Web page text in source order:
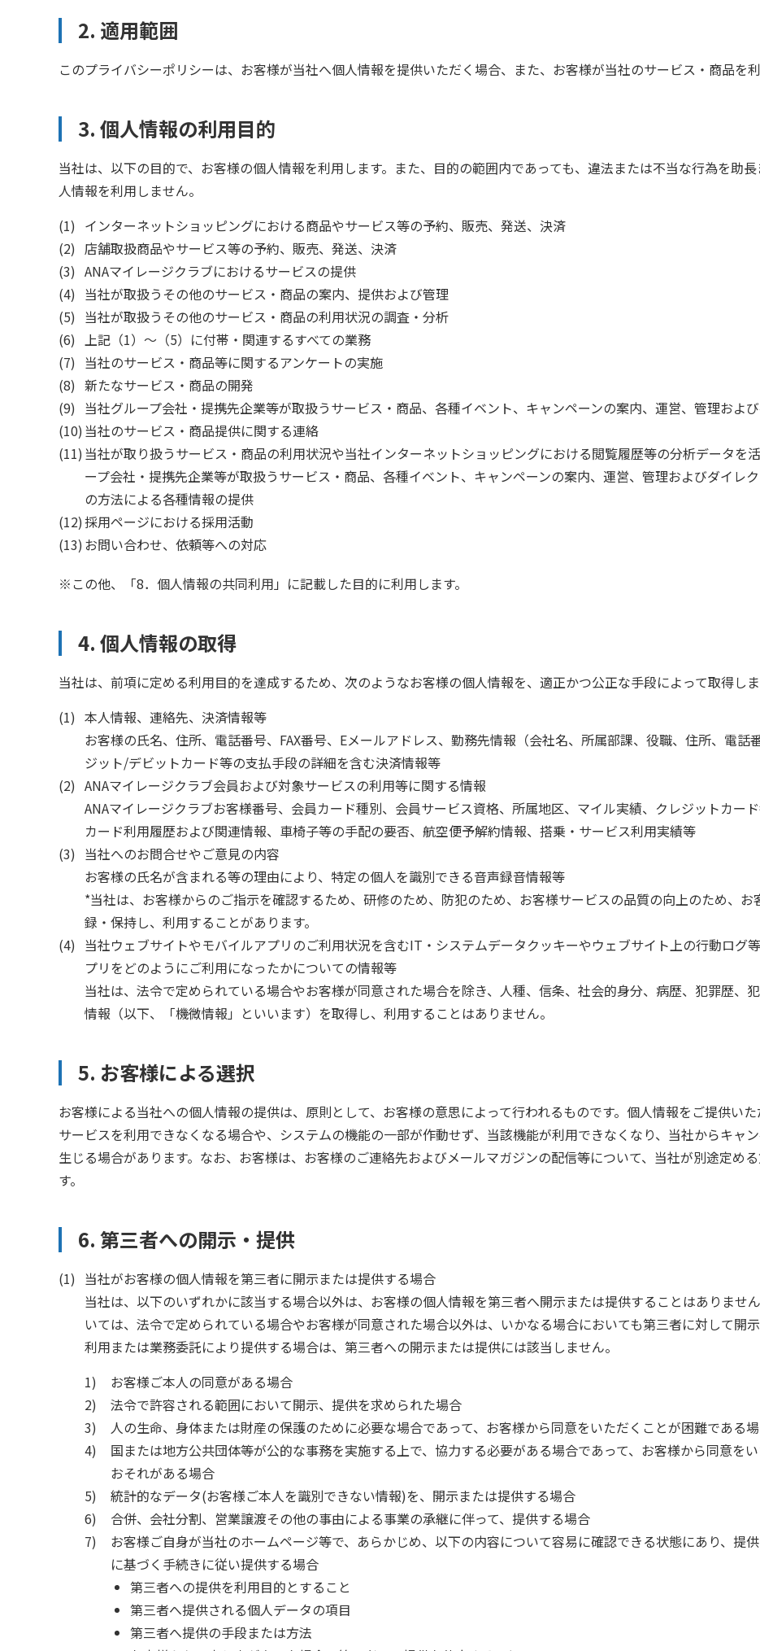
2. 適用範囲
このプライバシーポリシーは、お客様が当社へ個人情報を提供いただく場合、また、お客様が当社のサービス・商品を
3. 個人情報の利用目的
当社は、以下の目的で、お客様の個人情報を利用します。また、目的の範囲内であっても、違法または不当な行為を助
人情報を利用しません。
インターネットショッピングにおける商品やサービス等の予約、販売、発送、決済
店舗取扱商品やサービス等の予約、販売、発送、決済
ANAマイレージクラブにおけるサービスの提供
当社が取扱うその他のサービス・商品の案内、提供および管理
当社が取扱うその他のサービス・商品の利用状況の調査・分析
上記（1）～（5）に付帯・関連するすべての業務
当社のサービス・商品等に関するアンケートの実施
新たなサービス・商品の開発
当社グループ会社・提携先企業等が取扱うサービス・商品、各種イベント、キャンペーンの案内、運営、管理およ
当社のサービス・商品提供に関する連絡
当社が取り扱うサービス・商品の利用状況や当社インターネットショッピングにおける閲覧履歴等の分析データを
ープ会社・提携先企業等が取扱うサービス・商品、各種イベント、キャンペーンの案内、運営、管理およびダイレ
の方法による各種情報の提供
採用ページにおける採用活動
お問い合わせ、依頼等への対応
※この他、「8．個人情報の共同利用」に記載した目的に利用します。
4. 個人情報の取得
当社は、前項に定める利用目的を達成するため、次のようなお客様の個人情報を、適正かつ公正な手段によって取得しま
本人情報、連絡先、決済情報等
お客様の氏名、住所、電話番号、FAX番号、Eメールアドレス、勤務先情報（会社名、所属部課、役職、住所、電話
ジット/デビットカード等の支払手段の詳細を含む決済情報等
ANAマイレージクラブ会員および対象サービスの利用等に関する情報
ANAマイレージクラブお客様番号、会員カード種別、会員サービス資格、所属地区、マイル実績、クレジットカー
カード利用履歴および関連情報、車椅子等の手配の要否、航空便予解約情報、搭乗・サービス利用実績等
当社へのお問合せやご意見の内容
お客様の氏名が含まれる等の理由により、特定の個人を識別できる音声録音情報等
*当社は、お客様からのご指示を確認するため、研修のため、防犯のため、お客様サービスの品質の向上のため、
録・保持し、利用することがあります。
当社ウェブサイトやモバイルアプリのご利用状況を含むIT・システムデータクッキーやウェブサイト上の行動ログ
プリをどのようにご利用になったかについての情報等
当社は、法令で定められている場合やお客様が同意された場合を除き、人種、信条、社会的身分、病歴、犯罪歴、
情報（以下、「機微情報」といいます）を取得し、利用することはありません。
5. お客様による選択
お客様による当社への個人情報の提供は、原則として、お客様の意思によって行われるものです。個人情報をご提供い
サービスを利用できなくなる場合や、システムの機能の一部が作動せず、当該機能が利用できなくなり、当社からキャ
生じる場合があります。なお、お客様は、お客様のご連絡先およびメールマガジンの配信等について、当社が別途定め
す。
6. 第三者への開示・提供
当社がお客様の個人情報を第三者に開示または提供する場合
当社は、以下のいずれかに該当する場合以外は、お客様の個人情報を第三者へ開示または提供することはありませ
いては、法令で定められている場合やお客様が同意された場合以外は、いかなる場合においても第三者に対して開
利用または業務委託により提供する場合は、第三者への開示または提供には該当しません。
1)
お客様ご本人の同意がある場合
2)
法令で許容される範囲において開示、提供を求められた場合
3)
人の生命、身体または財産の保護のために必要な場合であって、お客様から同意をいただくことが困難である
4)
国または地方公共団体等が公的な事務を実施する上で、協力する必要がある場合であって、お客様から同意を
おそれがある場合
5)
統計的なデータ(お客様ご本人を識別できない情報)を、開示または提供する場合
6)
合併、会社分割、営業譲渡その他の事由による事業の承継に伴って、提供する場合
7)
お客様ご自身が当社のホームページ等で、あらかじめ、以下の内容について容易に確認できる状態にあり、提
に基づく手続きに従い提供する場合
第三者への提供を利用目的とすること
第三者へ提供される個人データの項目
第三者へ提供の手段または方法